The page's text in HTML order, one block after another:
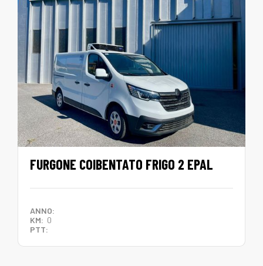
FURGONE COIBENTATO FRIGO 2 EPAL
ANNO:
KM: 0
PTT: